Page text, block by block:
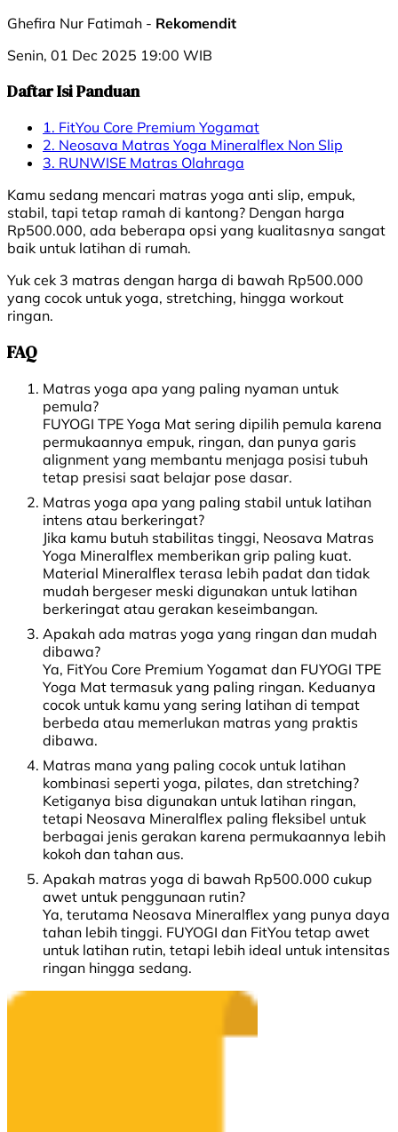
Ghefira Nur Fatimah - Rekomendit
Senin, 01 Dec 2025 19:00 WIB
Daftar Isi Panduan
1. FitYou Core Premium Yogamat
2. Neosava Matras Yoga Mineralflex Non Slip
3. RUNWISE Matras Olahraga
Kamu sedang mencari matras yoga anti slip, empuk,
stabil, tapi tetap ramah di kantong? Dengan harga
Rp500.000, ada beberapa opsi yang kualitasnya sangat
baik untuk latihan di rumah.
Yuk cek 3 matras dengan harga di bawah Rp500.000
yang cocok untuk yoga, stretching, hingga workout
ringan.
FAQ
Matras yoga apa yang paling nyaman untuk
pemula?
FUYOGI TPE Yoga Mat sering dipilih pemula karena
permukaannya empuk, ringan, dan punya garis
alignment yang membantu menjaga posisi tubuh
tetap presisi saat belajar pose dasar.
Matras yoga apa yang paling stabil untuk latihan
intens atau berkeringat?
Jika kamu butuh stabilitas tinggi, Neosava Matras
Yoga Mineralflex memberikan grip paling kuat.
Material Mineralflex terasa lebih padat dan tidak
mudah bergeser meski digunakan untuk latihan
berkeringat atau gerakan keseimbangan.
Apakah ada matras yoga yang ringan dan mudah
dibawa?
Ya, FitYou Core Premium Yogamat dan FUYOGI TPE
Yoga Mat termasuk yang paling ringan. Keduanya
cocok untuk kamu yang sering latihan di tempat
berbeda atau memerlukan matras yang praktis
dibawa.
Matras mana yang paling cocok untuk latihan
kombinasi seperti yoga, pilates, dan stretching?
Ketiganya bisa digunakan untuk latihan ringan,
tetapi Neosava Mineralflex paling fleksibel untuk
berbagai jenis gerakan karena permukaannya lebih
kokoh dan tahan aus.
Apakah matras yoga di bawah Rp500.000 cukup
awet untuk penggunaan rutin?
Ya, terutama Neosava Mineralflex yang punya daya
tahan lebih tinggi. FUYOGI dan FitYou tetap awet
untuk latihan rutin, tetapi lebih ideal untuk intensitas
ringan hingga sedang.